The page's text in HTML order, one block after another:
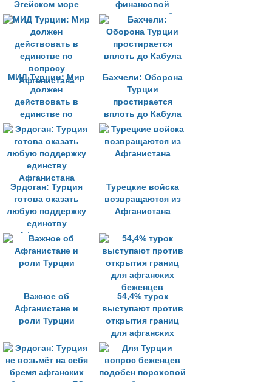
Эгейском море
финансовой
помощью, чтобы
остановить поток
афганцев
МИД Турции: Мир
должен
действовать в
единстве по
вопросу
Афганистана
Бахчели: Оборона
Турции
простирается
вплоть до Кабула
Эрдоган: Турция
готова оказать
любую поддержку
единству
Афганистана
Турецкие войска
возвращаются из
Афганистана
Важное об
Афганистане и
роли Турции
54,4% турок
выступают против
открытия границ
для афганских
беженцев